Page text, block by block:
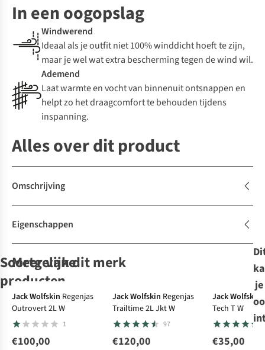
In een oogopslag
Windwerend
Ideaal als je outfit niet 100% winddicht hoeft te zijn,
maar je wel wat extra bescherming tegen de wind wil.
Ademend
Laat warmte en vocht van binnenuit ontsnappen en
helpt zo het draagcomfort te behouden tijdens
inspanning.
Alles over dit product
Omschrijving
Eigenschappen
Soortgelijke
producten
-30%
Ultralight
Haglöfs
Jas
L.I.M Mimic
Barrier Hood W
-50%
Fjällräven
Softshell Jas
Vardag Vindby
Patagonia
W'S Point
Reyes Canvas
Patagonia
W'S Point
Reyes Canvas
Meer van dit merk
Jack Wolfskin Regenjas
Outrovert 2L W
1
€100,00
Jack Wolfskin Regenjas
Trailtime 2L Jkt W
97
€120,00
Jack Wolfskin
Tech T W
€35,00
je